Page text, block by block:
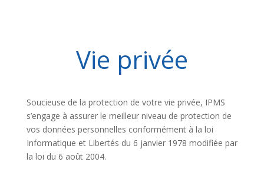
Vie privée
Soucieuse de la protection de votre vie privée, IPMS
s’engage à assurer le meilleur niveau de protection de
vos données personnelles conformément à la loi
Informatique et Libertés du 6 janvier 1978 modifiée par
la loi du 6 août 2004.